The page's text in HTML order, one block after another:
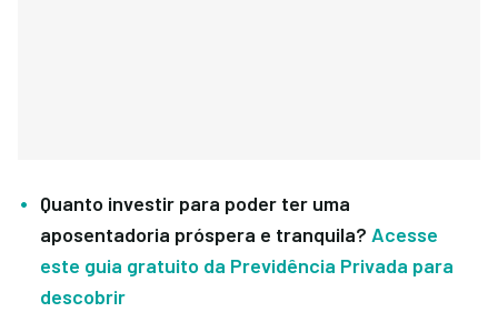
Quanto investir para poder ter uma
aposentadoria próspera e tranquila? Acesse
este guia gratuito da Previdência Privada para
descobrir